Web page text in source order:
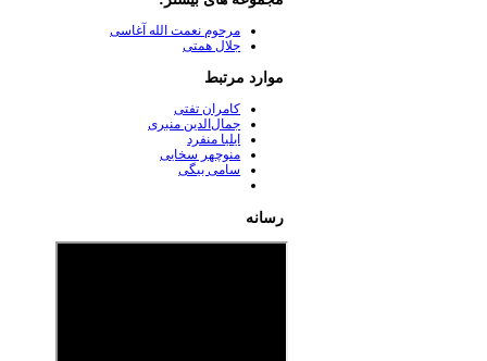
مرحوم نعمت الله آغاسی
جلال همتی
موارد مرتبط
کامران تفتی
جمال‌الدین منبری
ایلیا منفرد
منوچهر سخایی
سامی بیگی
رسانه